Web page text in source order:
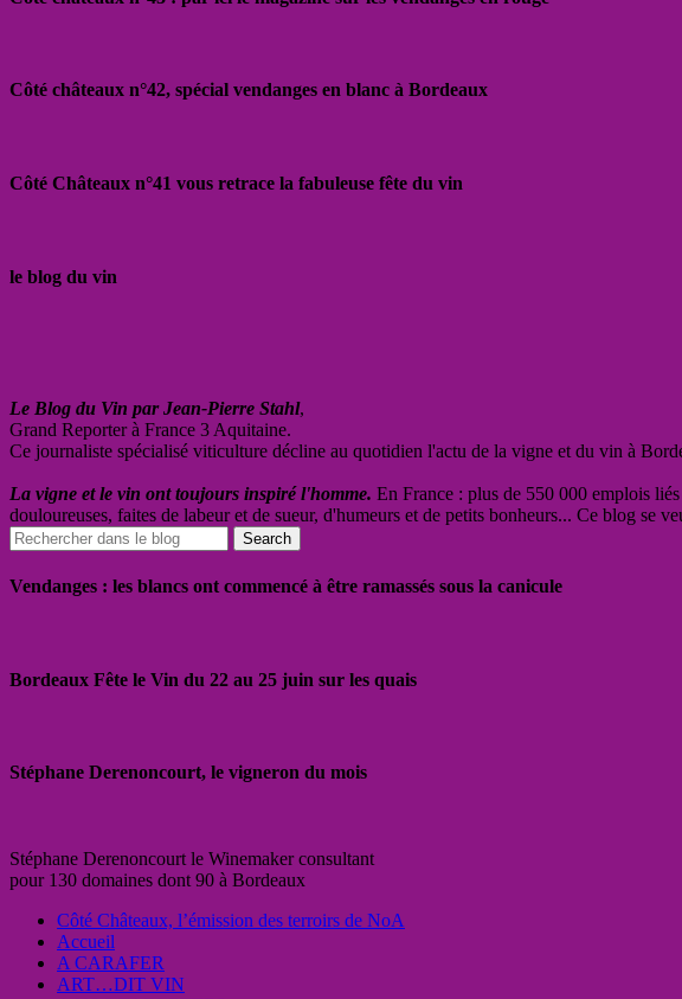
Côté châteaux n°42, spécial vendanges en blanc à Bordeaux
Côté Châteaux n°41 vous retrace la fabuleuse fête du vin
le blog du vin
Le Blog du Vin par Jean-Pierre Stahl,
Grand Reporter à France 3 Aquitaine.
Ce journaliste spécialisé viticulture décline au quotidien l'actu de la vigne et du vin à
La vigne et le vin ont toujours inspiré l'homme. En France : plus de 550 000 emplois
douloureuses, faites de labeur et de sueur, d'humeurs et de petits bonheurs... Ce blog se
Vendanges : les blancs ont commencé à être ramassés sous la canicule
Bordeaux Fête le Vin du 22 au 25 juin sur les quais
Stéphane Derenoncourt, le vigneron du mois
Stéphane Derenoncourt le Winemaker consultant
pour 130 domaines dont 90 à Bordeaux
Côté Châteaux, l’émission des terroirs de NoA
Accueil
A CARAFER
ART…DIT VIN